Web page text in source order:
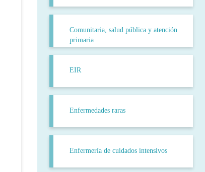
Comunitaria, salud pública y atención
primaria
EIR
Enfermedades raras
Enfermería de cuidados intensivos